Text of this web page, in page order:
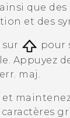
que des
et des
sur
pour
Appuyez
maj.
et
caractères